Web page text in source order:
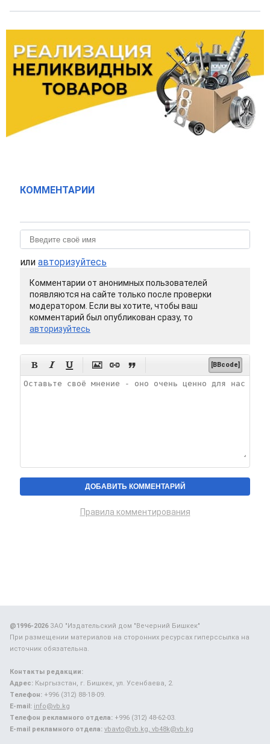
КОММЕНТАРИИ
или авторизуйтесь
Комментарии от анонимных пользователей
появляются на сайте только после проверки
модератором. Если вы хотите, чтобы ваш
комментарий был опубликован сразу, то
авторизуйтесь
      [BBcode]
Правила комментирования
@1996-2026ЗАО "Издательский дом "Вечерний Бишкек"
При размещении материалов на сторонних ресурсах гиперссылка на
источник обязательна.
Контакты редакции:
Адрес: Кыргызстан, г. Бишкек, ул. Усенбаева, 2.
Телефон: +996 (312) 88-18-09.
E-mail: info@vb.kg
Телефон рекламного отдела: +996 (312) 48-62-03.
E-mail рекламного отдела: vbavto@vb.kg, vb48k@vb.kg